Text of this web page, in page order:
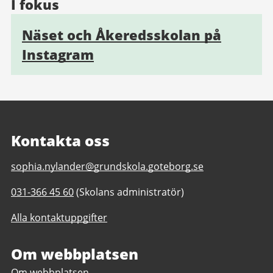
I fokus
Näset och Åkeredsskolan på
Instagram
Kontakta oss
E-
till
Åkeredsskolan
F-
sophia.nylander@grundskola.goteborg.se
Telefonnummer
Åkeredsskolan
6
031-366 45 60(Skolans administratör)
Alla kontaktuppgifter
Om webbplatsen